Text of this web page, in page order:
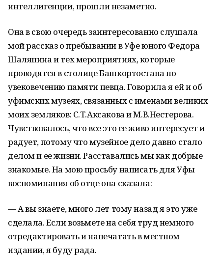
интеллигенции, прошли незаметно.
Она в свою очередь заинтересованно слушала
мой рассказ о пребывании в Уфе юного Федора
Шаляпина и тех мероприятиях, которые
проводятся в столице Башкортостана по
увековечению памяти певца. Говорила я ей и об
уфимских музеях, связанных с именами великих
моих земляков: С.Т.Аксакова и М.В.Нестерова.
Чувствовалось, что все это ее живо интересует и
радует, потому что музейное дело давно стало
делом и ее жизни. Расставались мы как добрые
знакомые. На мою просьбу написать для Уфы
воспоминания об отце она сказала:
— А вы знаете, много лет тому назад я это уже
сделала. Если возьмете на себя труд немного
отредактировать и напечатать в местном
издании, я буду рада.